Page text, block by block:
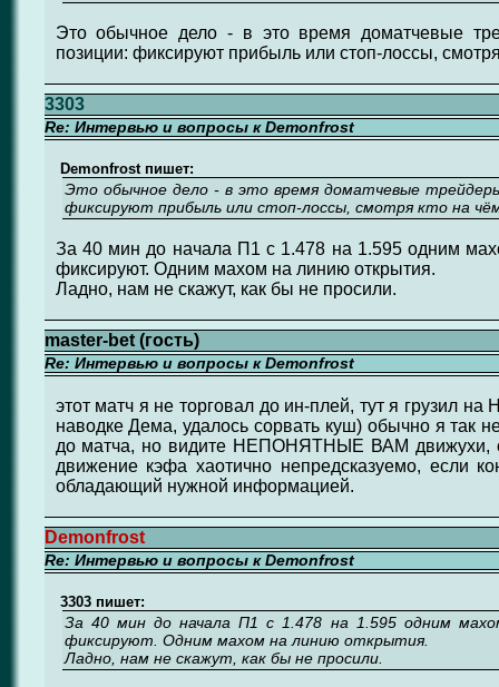
Это обычное дело - в это время доматчевые
позиции: фиксируют прибыль или стоп-лоссы,
3303
Re: Интервью и вопросы к Demonfrost
Demonfrost пишет:
Это обычное дело - в это время доматчевые
фиксируют прибыль или стоп-лоссы, смотря кто на
За 40 мин до начала П1 с 1.478 на 1.595 одним
фиксируют. Одним махом на линию открытия.
Ладно, нам не скажут, как бы не просили.
master-bet (гость)
Re: Интервью и вопросы к Demonfrost
этот матч я не торговал до ин-плей, тут я грузил
наводке Дема, удалось сорвать куш) обычно я так
до матча, но видите НЕПОНЯТНЫЕ ВАМ движухи,
движение кэфа хаотично непредсказуемо, если
обладающий нужной информацией.
Demonfrost
Re: Интервью и вопросы к Demonfrost
3303 пишет:
За 40 мин до начала П1 с 1.478 на 1.595 одним
фиксируют. Одним махом на линию открытия.
Ладно, нам не скажут, как бы не просили.